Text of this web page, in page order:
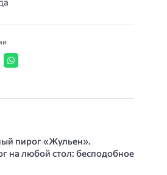
пирог «Жульен».
на любой стол: бесподобное